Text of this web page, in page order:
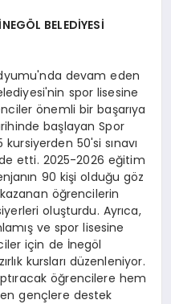
BELEDİYESİ
devam eden
spor lisesine
önemli bir başarıya
başlayan Spor
kursiyerden 50'si sınavı
etti. 2025-2026 eğitim
90 kişi olduğu göz
öğrencilerin
oluşturdu. Ayrıca,
ve spor lisesine
için de İnegöl
kursları düzenleniyor.
öğrencilere hem
gençlere destek